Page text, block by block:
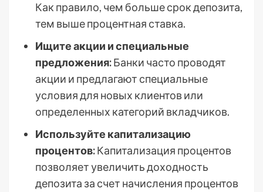
Как правило, чем больше срок депозита,
тем выше процентная ставка.
Ищите акции и специальные
предложения:Банки часто проводят
акции и предлагают специальные
условия для новых клиентов или
определенных категорий вкладчиков.
Используйте капитализацию
процентов:Капитализация процентов
позволяет увеличить доходность
депозита за счет начисления процентов